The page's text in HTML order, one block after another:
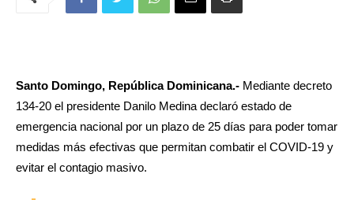
Santo Domingo, República Dominicana.- Mediante decreto
134-20 el presidente Danilo Medina declaró estado de
emergencia nacional por un plazo de 25 días para poder tomar
medidas más efectivas que permitan combatir el COVID-19 y
evitar el contagio masivo.